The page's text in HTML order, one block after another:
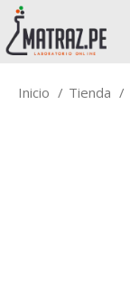
Inicio Tienda